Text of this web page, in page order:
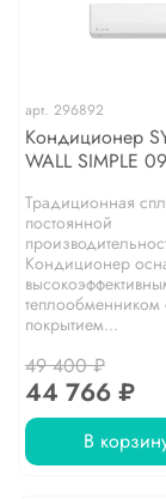
арт. 296892
Кондиционер
WALL SIMPLE
Традиционная
постоянной
Кондиционер
теплообменником
покрытием...
49 400 ₽
44 766 ₽
В